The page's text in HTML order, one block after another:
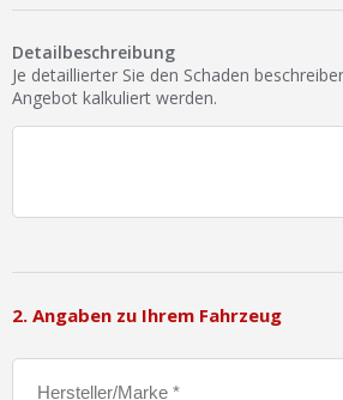
Ist Ihre Werkstatt
Werkstatt Login
Detailbeschreibung
Je detaillierter Sie den Schaden
Angebot kalkuliert werden.
2. Angaben zu Ihrem Fahrzeug